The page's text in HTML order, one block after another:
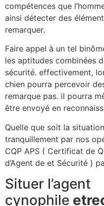
compétences que
ainsi détecter des
remarquer.
Faire appel à un tel
les aptitudes combinées
sécurité. effectivement,
chien pourra percevoir
remarque pas. il pourra
être envoyé en
Quelle que soit la
tranquillement par nos
CQP APS ( Certificat de
d’Agent de et Sécurité )
Situer l’agent
cynophile